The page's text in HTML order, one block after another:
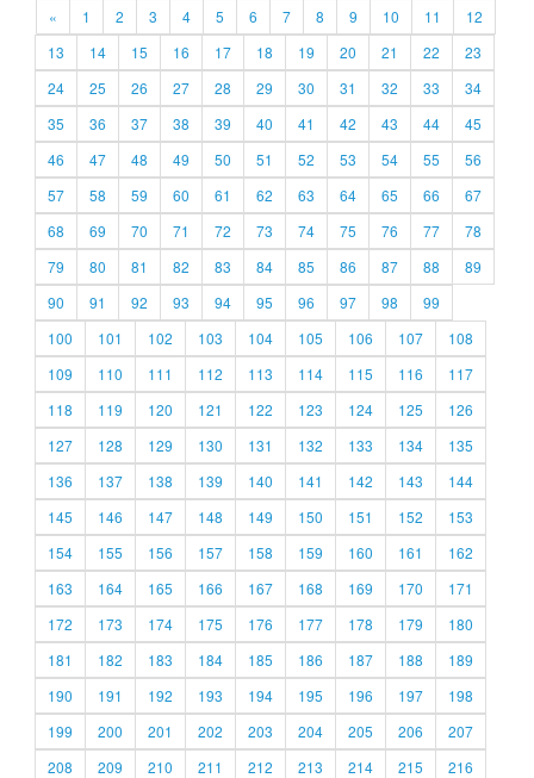
« 1 2 3 4 5 6 7 8 9 10 11
12
13
14 15 16 17 18 19 20 21 22
23
24
25 26 27 28 29 30 31 32 33
34
35
36 37 38 39 40 41 42 43 44
45
46
47 48 49 50 51 52 53 54 55
56
57
58 59 60 61 62 63 64 65 66
67
68
69 70 71 72 73 74 75 76 77
78
79
80 81 82 83 84 85 86 87 88
89
90
91 92 93 94 95 96 97 98
99
100
101 102 103 104 105 106 107
108
109
110 111 112 113 114 115 116
117
118
119 120 121 122 123 124 125
126
127
128 129 130 131 132 133 134
135
136
137 138 139 140 141 142 143
144
145
146 147 148 149 150 151 152
153
154
155 156 157 158 159 160 161
162
163
164 165 166 167 168 169 170
171
172
173 174 175 176 177 178 179
180
181
182 183 184 185 186 187 188
189
190
191 192 193 194 195 196 197
198
199
200 201 202 203 204 205 206
207
208
209 210 211 212 213 214 215
216